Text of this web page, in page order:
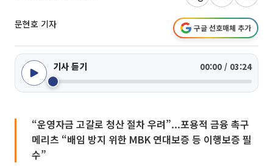
문현호 기자 구글 선호매체 추가
기사 듣기 00:00 / 03:24
“운영자금 고갈로 청산 절차 우려”...포용적 금융 촉구
메리츠 “배임 방지 위한 MBK 연대보증 등 이행보증 필
수”